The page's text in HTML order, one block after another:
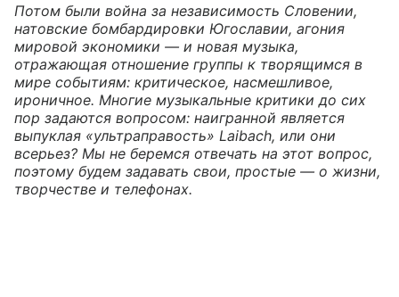
Потом были война за независимость Словении,
натовские бомбардировки Югославии, агония
мировой экономики — и новая музыка,
отражающая отношение группы к творящимся в
мире событиям: критическое, насмешливое,
ироничное. Многие музыкальные критики до сих
пор задаются вопросом: наигранной является
выпуклая «ультраправость» Laibach, или они
всерьез? Мы не беремся отвечать на этот вопрос,
поэтому будем задавать свои, простые — о жизни,
творчестве и телефонах.